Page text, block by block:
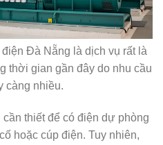
Đà Nẵng là dịch vụ rất là
thời gian gần đây do nhu cầu
càng nhiều.
thiết để có điện dự phòng
hoặc cúp điện. Tuy nhiên,